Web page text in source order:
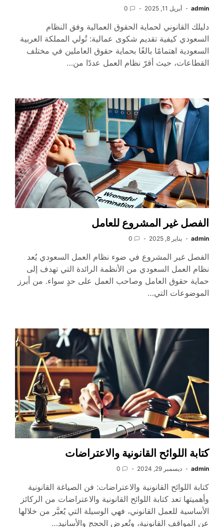
admin أبريل 11, 2025 0
دليلك القانوني لحماية الحقوق العمالية وفق النظام
السعودي كيفية تقديم شكوى عمالية: تُولي المملكة العربية
السعودية اهتمامًا بالغًا بحماية حقوق العاملين في مختلف
القطاعات، حيث أقرّ نظام العمل عددًا من…
الفصل غير المشروع للعامل
admin يناير 8, 2025 0
الفصل غير المشروع في ضوء نظام العمل السعودي يُعد
نظام العمل السعودي من الأنظمة الرائدة التي تهدف إلى
حماية حقوق العامل وصاحب العمل على حدٍ سواء. من أبرز
الموضوعات التي…
كتابة اللوائح القانونية والاعتراضات
admin ديسمبر 29, 2024 0
كتابة اللوائح القانونية والاعتراضات: فن الصياغة القانونية
وأهميتها تعد كتابة اللوائح القانونية والاعتراضات من الركائز
الأساسية للعمل القانوني، فهي الوسيلة التي يُعبَّر من خلالها
عن المواقف القانونية، وتُعرض الحجج والأسانيد…